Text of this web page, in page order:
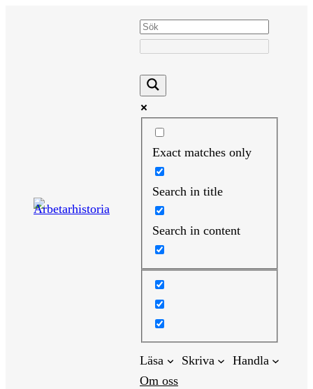
Exact matches only
Search in title
Search in content
Läsa Skriva
Handla
Om oss